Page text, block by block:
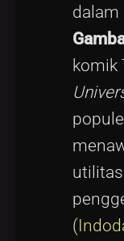
dalam
komik
(